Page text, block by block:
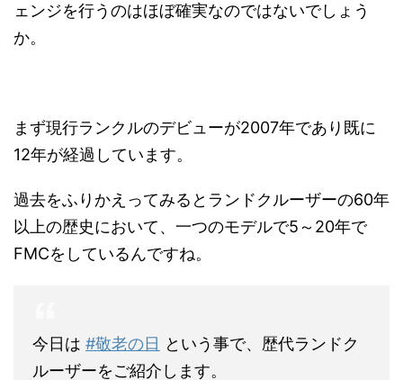
ェンジを行うのはほぼ確実なのではないでしょう
か。
まず現行ランクルのデビューが2007年であり既に
12年が経過しています。
過去をふりかえってみるとランドクルーザーの60年
以上の歴史において、一つのモデルで5～20年で
FMCをしているんですね。
今日は #敬老の日 という事で、歴代ランドク
ルーザーをご紹介します。